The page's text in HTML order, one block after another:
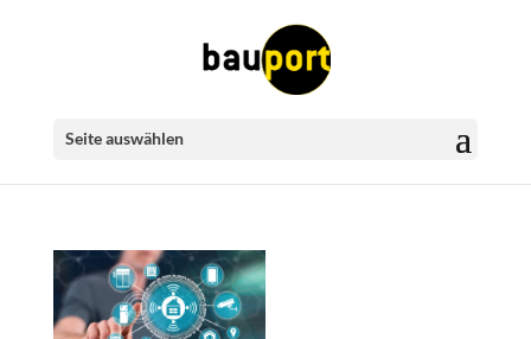
Seite auswählen